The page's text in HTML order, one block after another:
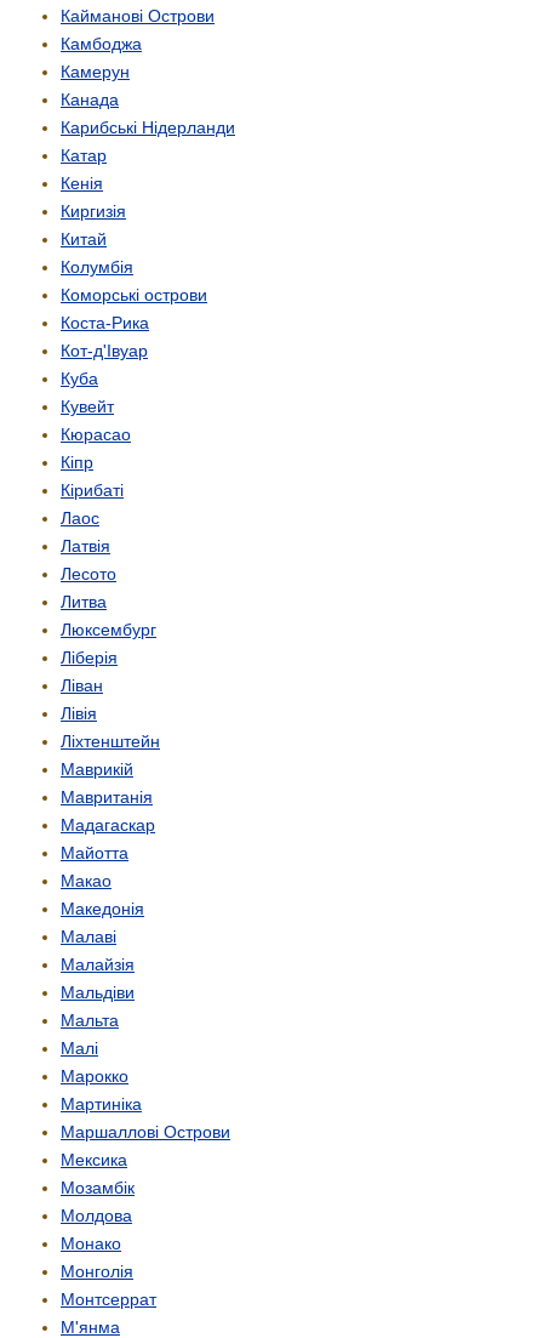
Кайманові Острови
Камбоджа
Камерун
Канада
Карибські Нідерланди
Катар
Кенія
Киргизія
Китай
Колумбія
Коморські острови
Коста-Рика
Кот-д'Івуар
Куба
Кувейт
Кюрасао
Кіпр
Кірибаті
Лаос
Латвія
Лесото
Литва
Люксембург
Ліберія
Ліван
Лівія
Ліхтенштейн
Маврикій
Мавританія
Мадагаскар
Майотта
Макао
Македонія
Малаві
Малайзія
Мальдіви
Мальта
Малі
Марокко
Мартиніка
Маршаллові Острови
Мексика
Мозамбік
Молдова
Монако
Монголія
Монтсеррат
М'янма